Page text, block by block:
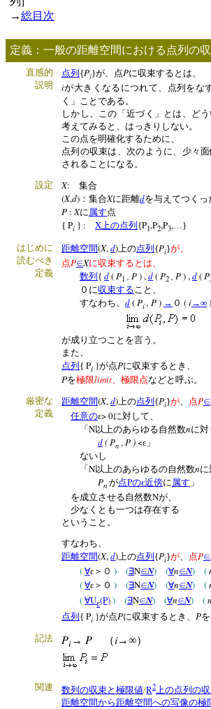
→総目次
定義：一般の距離空間における点列の
直感的
説明
点列 {Pi}が、点Pに収束するとは、
iが大きくなるにつれて、点列をな
く」ことである。
しかし、この「近づく」とは、ど
考えてみると、はっきりしない。
この点を明確化するために、
点列の収束は、次のように、少々
されることになる。
設定 X: 集合
(X,d) ：集合Xに距離dを与えてつくっ
P :Xに属す点
{ Pi } : X上の点列 {P1,P2,P3,…}
はじめに
読むべき
定義
距離空間(X,d)上の点列 {Pi}が、
点P∈Xに収束するとは、
数列{ d( P1 , P) , d( P2 , P) , d( P
０に収束すること、
すなわち、 d(Pi , P) → ０ (i→∞ )
が成り立つことを言う。
また、
点列 { Pi }が点Pに収束するとき、
Pを極限limit、極限点などと呼ぶ。
厳密な
定義
距離空間(X,d)上の点列 {Pi}が、 点P∈
任意のε> 0に対して、
「N以上のあらゆる自然数nに対
d( Pn , P ) <ε」
ないし
「 N以上のあらゆるの自然数nに
Pn が点Pのε近傍に属す 」
を成立させる自然数Nが、
少なくとも一つは存在する
ということ。
すなわち、
距離空間(X,d)上の点列 {Pi}が、 点P∈
( ∀ε＞０ ) (∃N∈N) (∀n∈N) (
( ∀ε＞０ ) (∃N∈N) (∀n∈N) (
( ∀Uε(P)) (∃N∈N) (∀n∈N) (n
点列{ Pi }が点Pに収束するとき、 Pを
記法 Pi→ P （i→∞）
関連 数列の収束と極限値/R2上の点列の
距離空間から距離空間への写像の極